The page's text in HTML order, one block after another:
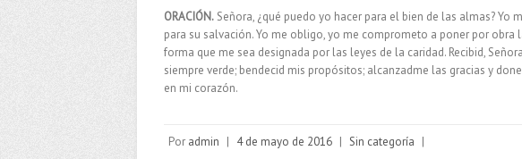
ORACIÓN. Señora, ¿qué puedo yo hacer para el bien de las almas? Yo
para su salvación. Yo me obligo, yo me comprometo a poner por
forma que me sea designada por las leyes de la caridad. Recibid,
siempre verde; bendecid mis propósitos; alcanzadme las gracias y
en mi corazón.
Por admin | 4 de mayo de 2016 | Sin categoría |